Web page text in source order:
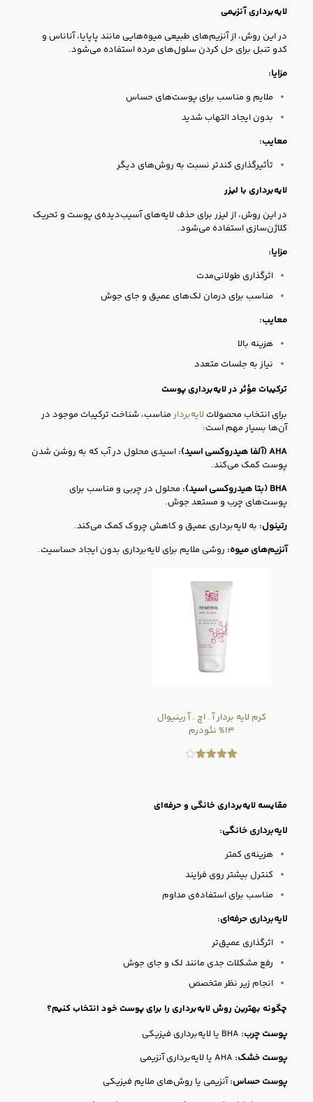
لایه‌برداری آنزیمی
در این روش، از آنزیم‌های طبیعی میوه‌هایی مانند پاپایا، آناناس و
کدو تنبل برای حل کردن سلول‌های مرده استفاده می‌شود.
مزایا:
ملایم و مناسب برای پوست‌های حساس
بدون ایجاد التهاب شدید
معایب:
تأثیرگذاری کندتر نسبت به روش‌های دیگر
لایه‌برداری با لیزر
در این روش، از لیزر برای حذف لایه‌های آسیب‌دیده‌ی پوست و تحریک
کلاژن‌سازی استفاده می‌شود.
مزایا:
اثرگذاری طولانی‌مدت
مناسب برای درمان لک‌های عمیق و جای جوش
معایب:
هزینه بالا
نیاز به جلسات متعدد
ترکیبات مؤثر در لایه‌برداری پوست
برای انتخاب محصولات لایه‌بردارمناسب، شناخت ترکیبات موجود در
آن‌ها بسیار مهم است:
AHA (آلفا هیدروکسی اسید):
اسیدی محلول در آب که به روشن شدن
پوست کمک می‌کند.
BHA (بتا هیدروکسی اسید):
محلول در چربی و مناسب برای
پوست‌های چرب و مستعد جوش.
رتینول: به لایه‌برداری عمیق و کاهش چروک کمک می‌کند.
آنزیم‌های میوه: روشی ملایم برای لایه‌برداری بدون ایجاد حساسیت.
کرم لایه بردار آ . اچ . آ رینیوال
۱۳% نئودرم
مقایسه لایه‌برداری خانگی و حرفه‌ای
لایه‌برداری خانگی:
هزینه‌ی کمتر
کنترل بیشتر روی فرایند
مناسب برای استفاده‌ی مداوم
لایه‌برداری حرفه‌ای:
اثرگذاری عمیق‌تر
رفع مشکلات جدی مانند لک و جای جوش
انجام زیر نظر متخصص
چگونه بهترین روش لایه‌برداری را برای پوست خود انتخاب کنیم؟
پوست چرب:
پوست خشک:
پوست حساس:آنزیمی یا روش‌های ملایم فیزیکی